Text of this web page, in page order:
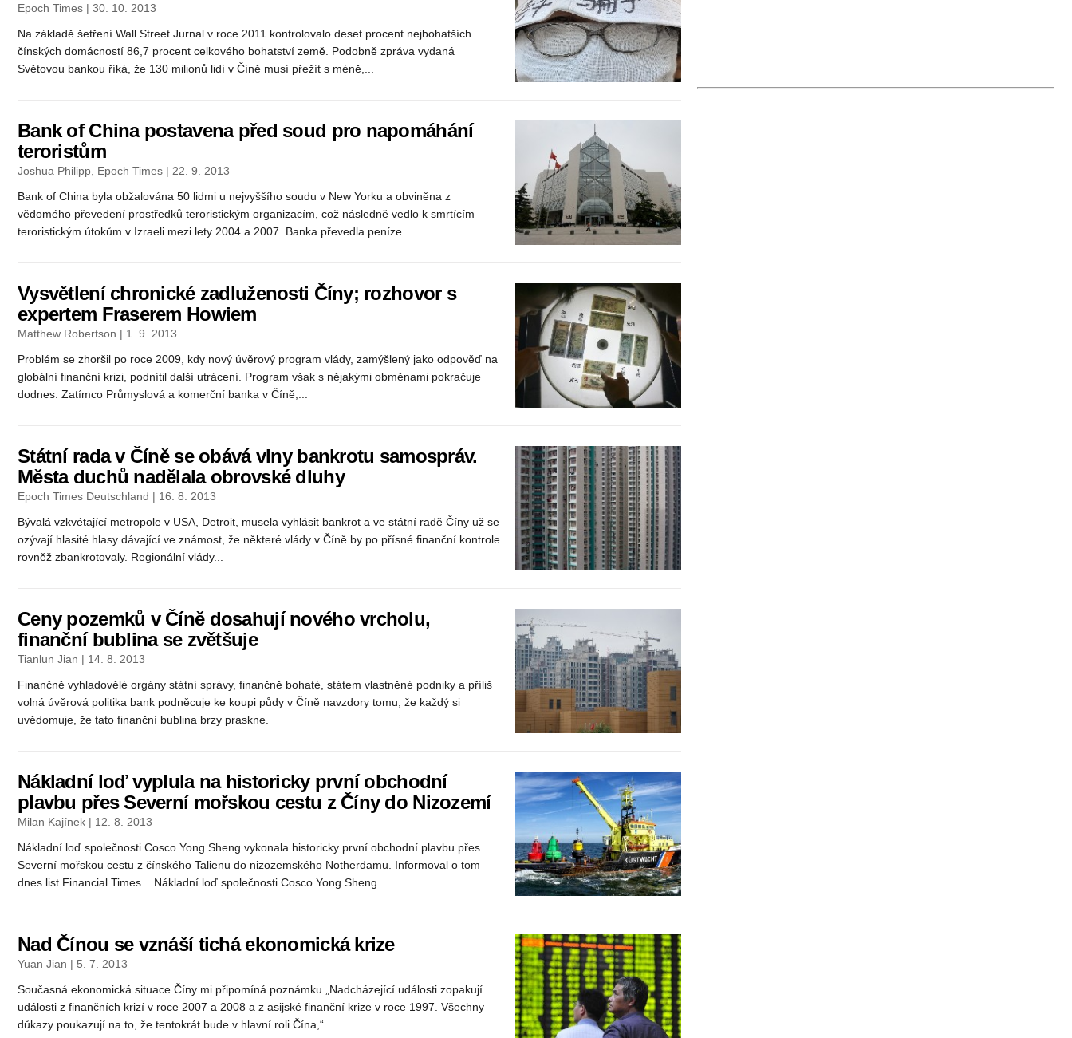
Epoch Times | 30. 10. 2013
Na základě šetření Wall Street Jurnal v roce 2011 kontrolovalo deset procent nejbohatších
čínských domácností 86,7 procent celkového bohatství země. Podobně zpráva vydaná
Světovou bankou říká, že 130 milionů lidí v Číně musí přežít s méně,...
Bank of China postavena před soud pro napomáhání
teroristům
Joshua Philipp, Epoch Times | 22. 9. 2013
Bank of China byla obžalována 50 lidmi u nejvyššího soudu v New Yorku a obviněna z
vědomého převedení prostředků teroristickým organizacím, což následně vedlo k smrtícím
teroristickým útokům v Izraeli mezi lety 2004 a 2007. Banka převedla peníze...
Vysvětlení chronické zadluženosti Číny; rozhovor s
expertem Fraserem Howiem
Matthew Robertson | 1. 9. 2013
Problém se zhoršil po roce 2009, kdy nový úvěrový program vlády, zamýšlený jako odpověď na
globální finanční krizi, podnítil další utrácení. Program však s nějakými obměnami pokračuje
dodnes. Zatímco Průmyslová a komerční banka v Číně,...
Státní rada v Číně se obává vlny bankrotu samospráv.
Města duchů nadělala obrovské dluhy
Epoch Times Deutschland | 16. 8. 2013
Bývalá vzkvétající metropole v USA, Detroit, musela vyhlásit bankrot a ve státní radě Číny už se
ozývají hlasité hlasy dávající ve známost, že některé vlády v Číně by po přísné finanční kontrole
rovněž zbankrotovaly. Regionální vlády...
Ceny pozemků v Číně dosahují nového vrcholu,
finanční bublina se zvětšuje
Tianlun Jian | 14. 8. 2013
Finančně vyhladovělé orgány státní správy, finančně bohaté, státem vlastněné podniky a příliš
volná úvěrová politika bank podněcuje ke koupi půdy v Číně navzdory tomu, že každý si
uvědomuje, že tato finanční bublina brzy praskne.
Nákladní loď vyplula na historicky první obchodní
plavbu přes Severní mořskou cestu z Číny do Nizozemí
Milan Kajínek | 12. 8. 2013
Nákladní loď společnosti Cosco Yong Sheng vykonala historicky první obchodní plavbu přes
Severní mořskou cestu z čínského Talienu do nizozemského Notherdamu. Informoval o tom
dnes list Financial Times. Nákladní loď společnosti Cosco Yong Sheng...
Nad Čínou se vznáší tichá ekonomická krize
Yuan Jian | 5. 7. 2013
Současná ekonomická situace Číny mi připomíná poznámku „Nadcházející události zopakují
události z finančních krizí v roce 2007 a 2008 a z asijské finanční krize v roce 1997. Všechny
důkazy poukazují na to, že tentokrát bude v hlavní roli Čína,“...